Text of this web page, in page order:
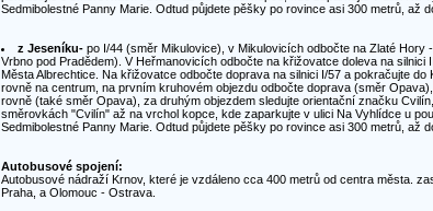
Sedmibolestné Panny Marie. Odtud půjdete pěšky po rovince asi 300 metrů, až
z Jeseníku-po I/44 (směr Mikulovice), v Mikulovicích odbočte na Zlaté Hory -
Vrbno pod Pradědem). V Heřmanovicích odbočte na křižovatce doleva na silnici
Města Albrechtice. Na křižovatce odbočte doprava na silnici I/57 a pokračujte do
rovně na centrum, na prvním kruhovém objezdu odbočte doprava (směr
rovně (také směr Opava), za druhým objezdem sledujte orientační značku
směrovkách "Cvilín" až na vrchol kopce, kde zaparkujte v ulici Na Vyhlídce u
Sedmibolestné Panny Marie. Odtud půjdete pěšky po rovince asi 300 metrů, až
Autobusové spojení:
Autobusové nádraží Krnov, které je vzdáleno cca 400 metrů od centra města.
Praha, a Olomouc - Ostrava.